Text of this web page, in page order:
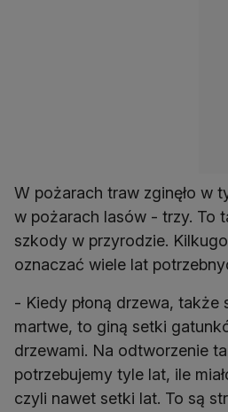
W pożarach traw zginęło w
w pożarach lasów - trzy. To
szkody w przyrodzie.
- Kiedy płoną drzewa, także
martwe, to giną setki
drzewami. Na odtworzenie
potrzebujemy tyle lat, ile
czyli nawet setki lat. To są